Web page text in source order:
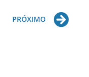
PRÓXIMO